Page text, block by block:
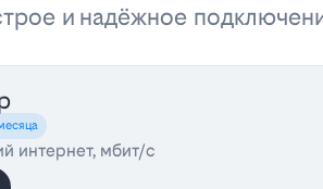
и надёжное
интернет, мбит/с